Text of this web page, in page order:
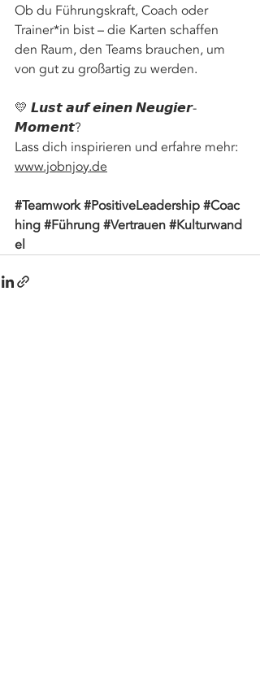
Ob du Führungskraft, Coach oder
Trainer*in bist – die Karten schaffen
den Raum, den Teams brauchen, um
von gut zu großartig zu werden.
💛 𝙇𝙪𝙨𝙩 𝙖𝙪𝙛 𝙚𝙞𝙣𝙚𝙣 𝙉𝙚𝙪𝙜𝙞𝙚𝙧-
𝙈𝙤𝙢𝙚𝙣𝙩?
Lass dich inspirieren und erfahre mehr:
www.jobnjoy.de
#Teamwork#PositiveLeadership#Coac
hing#Führung#Vertrauen#Kulturwand
el